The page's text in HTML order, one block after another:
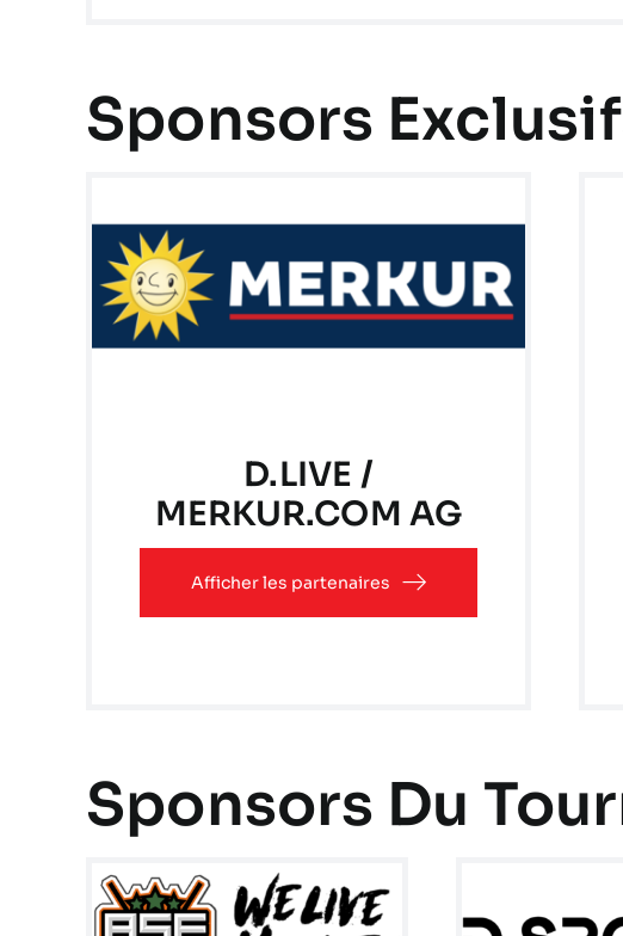
Sponsors
D.LIVE /
MERKUR.COM AG
Afficher les partenaires
Sponsors Du